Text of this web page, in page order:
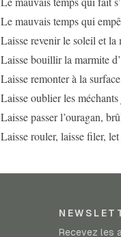
Le mauvais temps qui
Laisse revenir le soleil et la
Laisse bouillir la marmite
Laisse remonter à la
Laisse oublier les
Laisse passer l’ouragan,
Laisse rouler, laisse filer,
Recevez les